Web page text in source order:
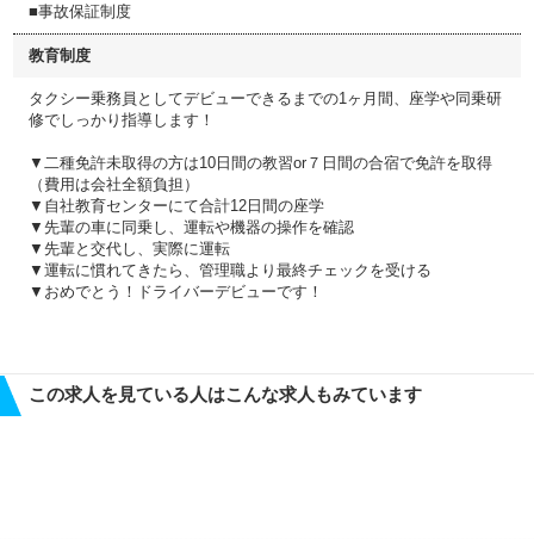
■事故保証制度
教育制度
タクシー乗務員としてデビューできるまでの1ヶ月間、座学や同乗研
修でしっかり指導します！
▼二種免許未取得の方は10日間の教習or７日間の合宿で免許を取得
（費用は会社全額負担）
▼自社教育センターにて合計12日間の座学
▼先輩の車に同乗し、運転や機器の操作を確認
▼先輩と交代し、実際に運転
▼運転に慣れてきたら、管理職より最終チェックを受ける
▼おめでとう！ドライバーデビューです！
この求人を見ている人はこんな求人もみています